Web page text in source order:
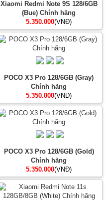
Xiaomi Redmi Note 9S 128/6GB
(Bue) Chính hãng
5.350.000(VNĐ)
POCO X3 Pro 128/6GB (Gray)
Chính hãng
5.350.000(VNĐ)
POCO X3 Pro 128/6GB (Gold)
Chính hãng
5.350.000(VNĐ)